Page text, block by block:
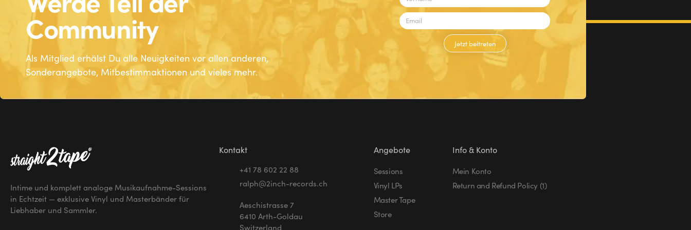
In den Warenkorb In den Warenkorb
Community
Als Mitglied erhälst Du alle Neuigkeiten vor allen anderen,
Sonderangebote, Mitbestimmaktionen und vieles mehr.
Jetzt beitreten
Intime und komplett analoge Musikaufnahme-Sessions
in Echtzeit — exklusive Vinyl und Masterbänder für
Liebhaber und Sammler.
Kontakt
+41 78 602 22 88
ralph@2inch-records.ch
Aeschistrasse 7
6410 Arth-Goldau
Switzerland
Angebote
Sessions
Vinyl LPs
Master Tape
Store
Info & Konto
Mein Konto
Return and Refund Policy (1)